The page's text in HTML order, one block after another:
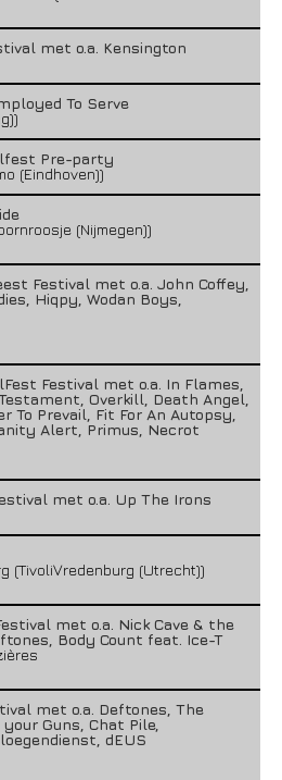
met o.a. Kensington
To Serve
Pre-party
(Eindhoven))
(Nijmegen))
Festival met o.a. John Coffey,
Hiqpy, Wodan Boys,
Festival met o.a. In Flames,
Overkill, Death Angel,
To Prevail, Fit For An Autopsy,
Alert, Primus, Necrot
met o.a. Up The Irons
(TivoliVredenburg (Utrecht))
met o.a. Nick Cave & the
Body Count feat. Ice-T
met o.a. Deftones, The
Guns, Chat Pile,
dEUS